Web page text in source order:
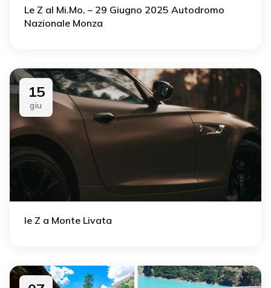
Le Z al Mi.Mo. – 29 Giugno 2025 Autodromo
Nazionale Monza
15
giu
le Z a Monte Livata